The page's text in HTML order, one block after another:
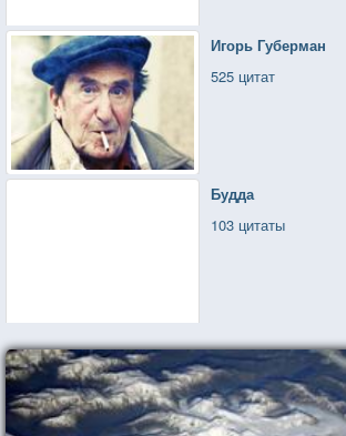
Игорь Губерман
525 цитат
Будда
103 цитаты